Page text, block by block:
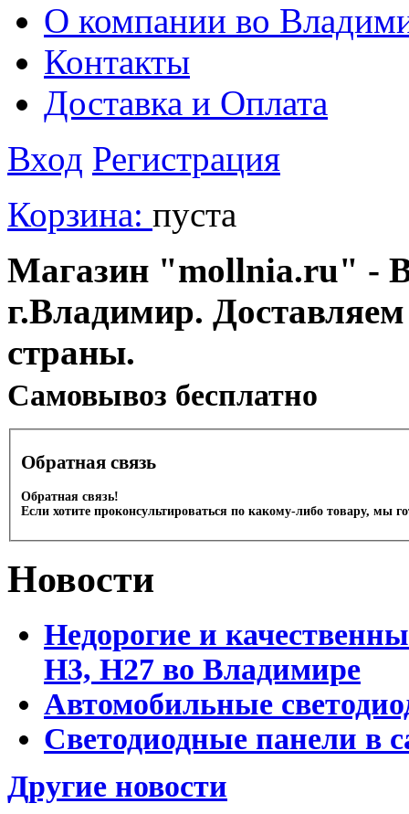
О компании во
Контакты
Доставка и Оплата
Вход Регистрация
Корзина: пуста
Магазин "mollnia.ru" -
г.Владимир.
страны.
Cамовывоз бесплатно
Обратная связь
Обратная связь!
Если хотите проконсультироваться по какому-либо товару, мы
Новости
Недорогие и
Н3, Н27 во Владимире
Автомобильные
Светодиодные панели в
Другие новости